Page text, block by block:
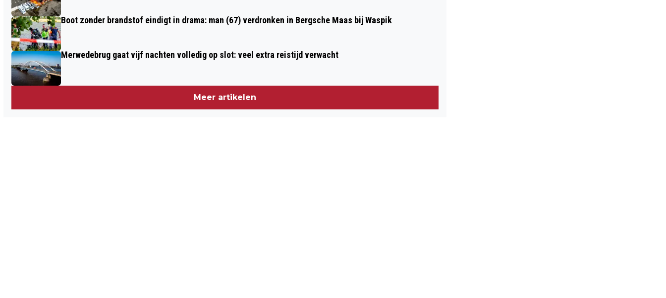
ONDERZOEKT VERMOEDELIJKE
STEEKPARTIJBoot zonder brandstof eindigt in drama: man (67) verdronken in Bergsche Maas bij Waspik
Merwedebrug gaat vijf nachten volledig op slot: veel extra reistijd verwacht
Meer artikelen